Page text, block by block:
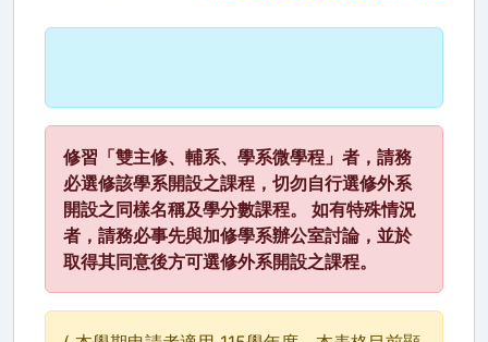
修習「雙主修、輔系、學系微學程」者，請務
必選修該學系開設之課程，切勿自行選修外系
開設之同樣名稱及學分數課程。 如有特殊情況
者，請務必事先與加修學系辦公室討論，並於
取得其同意後方可選修外系開設之課程。